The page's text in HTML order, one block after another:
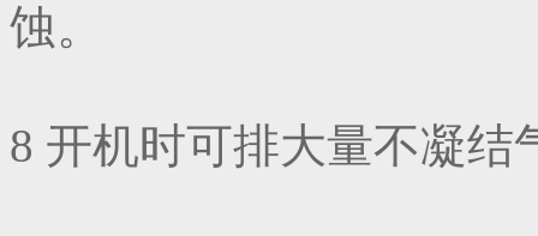
蚀。
8 开机时可排大量不凝结